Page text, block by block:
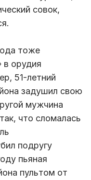
совок,
тоже
в орудия
51-летний
задушил свою
мужчина
что сломалась
подругу
пьяная
пультом от